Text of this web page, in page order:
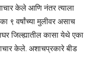
केले आणि नंतर त्याला
९ वर्षांच्या मुलीवर असाच
जिल्ह्यातील कासा येथे एका
केले. अशाचप्रकारे बीड